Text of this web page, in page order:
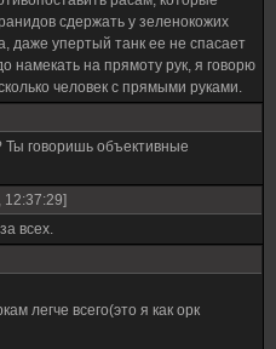
сдержать у зеленокожих
даже упертый танк ее не спасает
намекать на прямоту рук, я говорю
человек с прямыми руками.
говоришь объективные
12:37:29]
всех.
легче всего(это я как орк